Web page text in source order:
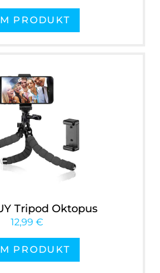
PRODUKT
Tripod Oktopus
12,99 €
PRODUKT